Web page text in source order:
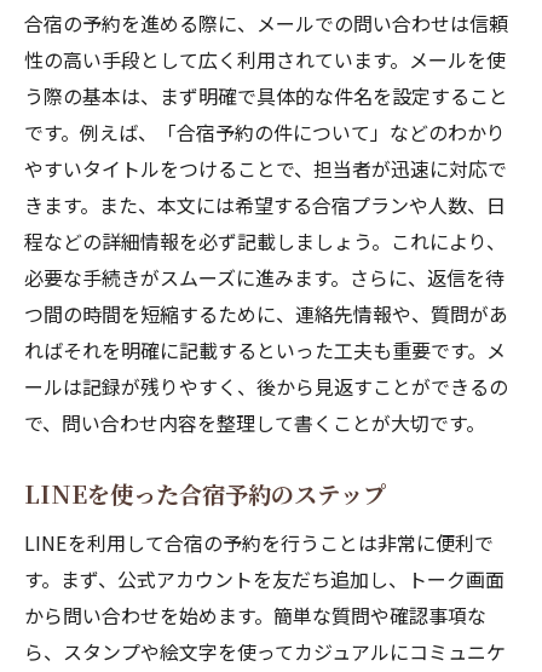
プラン選びに役立つSNSの使い方
写真で見る合宿施設の雰囲気
最新のプラン情報をSNSで確認
LINEの通知機能を活用する方法
SNSで合宿情報を集めようInstagramと
Facebookをフル活用
Instagramでハッシュタグ検索を活用
Facebookグループで他の利用者の意見を参
考に
写真と動画で施設のリアルを確認
合宿施設の公式アカウントをチェック
SNSで予約特典を見逃さない方法
合宿予約の流れメールからのスムーズな問い合
わせ術
問い合わせメールの書き方ガイド
合宿の予約を進める際に、メールでの問い合わせは信頼
性の高い手段として広く利用されています。メールを使
う際の基本は、まず明確で具体的な件名を設定すること
です。例えば、「合宿予約の件について」などのわかり
やすいタイトルをつけることで、担当者が迅速に対応で
きます。また、本文には希望する合宿プランや人数、日
程などの詳細情報を必ず記載しましょう。これにより、
必要な手続きがスムーズに進みます。さらに、返信を待
つ間の時間を短縮するために、連絡先情報や、質問があ
ればそれを明確に記載するといった工夫も重要です。メ
ールは記録が残りやすく、後から見返すことができるの
で、問い合わせ内容を整理して書くことが大切です。
LINEを使った合宿予約のステップ
LINEを利用して合宿の予約を行うことは非常に便利で
す。まず、公式アカウントを友だち追加し、トーク画面
から問い合わせを始めます。簡単な質問や確認事項な
ら、スタンプや絵文字を使ってカジュアルにコミュニケ